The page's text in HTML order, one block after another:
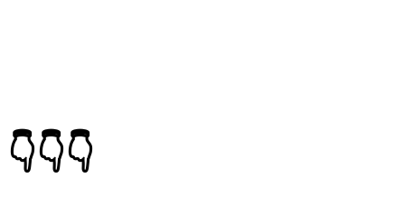
👇👇👇